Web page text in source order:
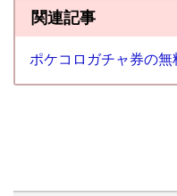
関連記事
ポケコロガチャ券の無